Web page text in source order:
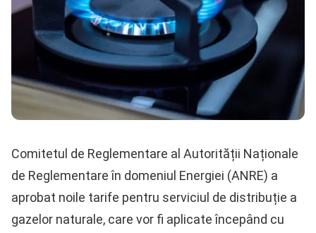
Comitetul de Reglementare al Autorității Naționale
de Reglementare în domeniul Energiei (ANRE) a
aprobat noile tarife pentru serviciul de distribuție a
gazelor naturale, care vor fi aplicate începând cu